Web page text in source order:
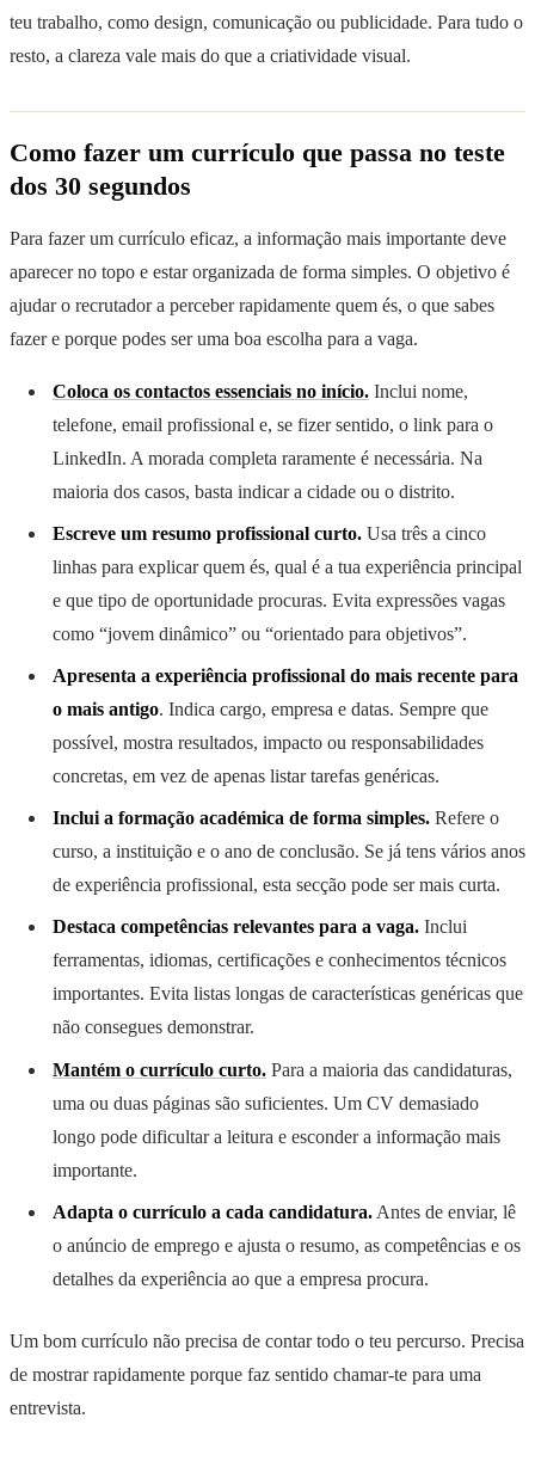
teu trabalho, como design, comunicação ou publicidade. Para tudo o
resto, a clareza vale mais do que a criatividade visual.
Como fazer um currículo que passa no teste
dos 30 segundos
Para fazer um currículo eficaz, a informação mais importante deve
aparecer no topo e estar organizada de forma simples. O objetivo é
ajudar o recrutador a perceber rapidamente quem és, o que sabes
fazer e porque podes ser uma boa escolha para a vaga.
Coloca os contactos essenciais no início. Inclui nome,
telefone, email profissional e, se fizer sentido, o link para o
LinkedIn. A morada completa raramente é necessária. Na
maioria dos casos, basta indicar a cidade ou o distrito.
Escreve um resumo profissional curto. Usa três a cinco
linhas para explicar quem és, qual é a tua experiência principal
e que tipo de oportunidade procuras. Evita expressões vagas
como “jovem dinâmico” ou “orientado para objetivos”.
Apresenta a experiência profissional do mais recente para
o mais antigo. Indica cargo, empresa e datas. Sempre que
possível, mostra resultados, impacto ou responsabilidades
concretas, em vez de apenas listar tarefas genéricas.
Inclui a formação académica de forma simples. Refere o
curso, a instituição e o ano de conclusão. Se já tens vários anos
de experiência profissional, esta secção pode ser mais curta.
Destaca competências relevantes para a vaga. Inclui
ferramentas, idiomas, certificações e conhecimentos técnicos
importantes. Evita listas longas de características genéricas que
não consegues demonstrar.
Mantém o currículo curto. Para a maioria das candidaturas,
uma ou duas páginas são suficientes. Um CV demasiado
longo pode dificultar a leitura e esconder a informação mais
importante.
Adapta o currículo a cada candidatura. Antes de enviar, lê
o anúncio de emprego e ajusta o resumo, as competências e os
detalhes da experiência ao que a empresa procura.
Um bom currículo não precisa de contar todo o teu percurso. Precisa
de mostrar rapidamente porque faz sentido chamar-te para uma
entrevista.